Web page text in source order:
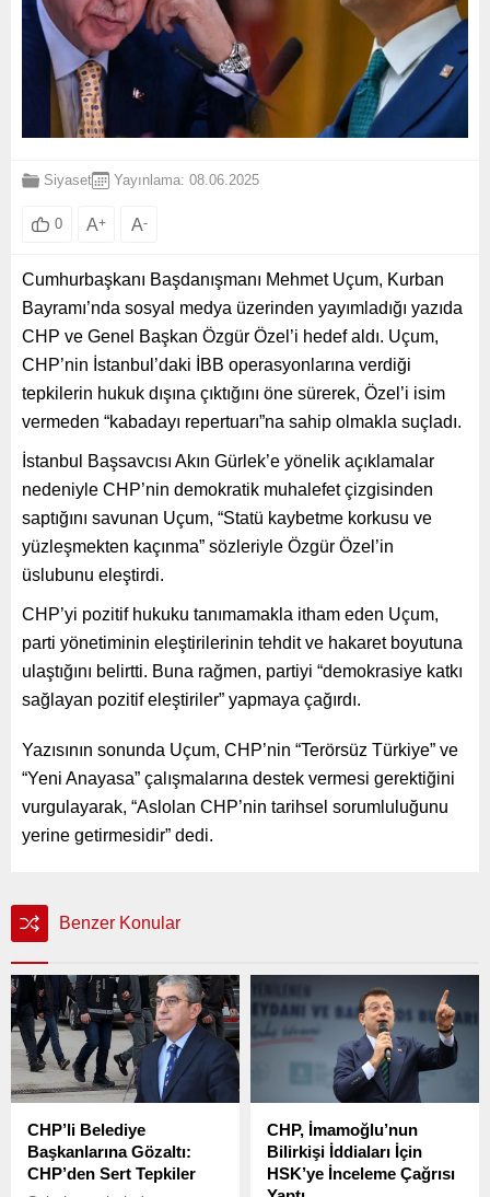
Siyaset Yayınlama: 08.06.2025
0 A+ A-
Cumhurbaşkanı Başdanışmanı Mehmet Uçum, Kurban
Bayramı’nda sosyal medya üzerinden yayımladığı yazıda
CHP ve Genel Başkan Özgür Özel’i hedef aldı. Uçum,
CHP’nin İstanbul’daki İBB operasyonlarına verdiği
tepkilerin hukuk dışına çıktığını öne sürerek, Özel’i isim
vermeden “kabadayı repertuarı”na sahip olmakla suçladı.
İstanbul Başsavcısı Akın Gürlek’e yönelik açıklamalar
nedeniyle CHP’nin demokratik muhalefet çizgisinden
saptığını savunan Uçum, “Statü kaybetme korkusu ve
yüzleşmekten kaçınma” sözleriyle Özgür Özel’in
üslubunu eleştirdi.
CHP’yi pozitif hukuku tanımamakla itham eden Uçum,
parti yönetiminin eleştirilerinin tehdit ve hakaret boyutuna
ulaştığını belirtti. Buna rağmen, partiyi “demokrasiye katkı
sağlayan pozitif eleştiriler” yapmaya çağırdı.
Yazısının sonunda Uçum, CHP’nin “Terörsüz Türkiye” ve
“Yeni Anayasa” çalışmalarına destek vermesi gerektiğini
vurgulayarak, “Aslolan CHP’nin tarihsel sorumluluğunu
yerine getirmesidir” dedi.
Benzer Konular
CHP’li Belediye
Başkanlarına Gözaltı:
CHP’den Sert Tepkiler
CHP, İmamoğlu’nun
Bilirkişi İddiaları İçin
HSK’ye İnceleme Çağrısı